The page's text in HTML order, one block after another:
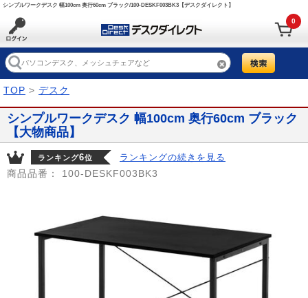
シンプルワークデスク 幅100cm 奥行60cm ブラック/100-DESKF003BK3【デスクダイレクト】
0
TOP > デスク
シンプルワークデスク 幅100cm 奥行60cm ブラック
【大物商品】
ランキング6位 ランキングの続きを見る
商品品番： 100-DESKF003BK3